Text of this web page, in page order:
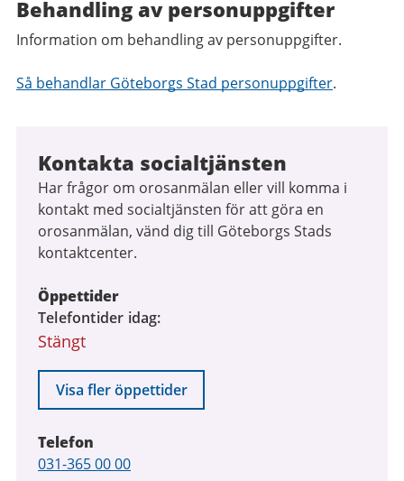
Behandling av personuppgifter
Information om behandling av personuppgifter.
Så behandlar Göteborgs Stad personuppgifter.
Kontakta socialtjänsten
Har frågor om orosanmälan eller vill komma i
kontakt med socialtjänsten för att göra en
orosanmälan, vänd dig till Göteborgs Stads
kontaktcenter.
Öppettider
Telefontider idag
Stängt
Visa fler öppettider
Telefon
Telefon
031-365 00 00